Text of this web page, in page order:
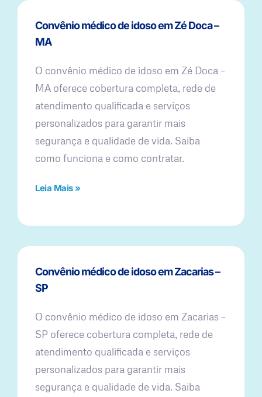
Convênio médico de idoso em Zé Doca –
MA
O convênio médico de idoso em Zé Doca –
MA oferece cobertura completa, rede de
atendimento qualificada e serviços
personalizados para garantir mais
segurança e qualidade de vida. Saiba
como funciona e como contratar.
Leia Mais »
Convênio médico de idoso em Zacarias –
SP
O convênio médico de idoso em Zacarias –
SP oferece cobertura completa, rede de
atendimento qualificada e serviços
personalizados para garantir mais
segurança e qualidade de vida. Saiba